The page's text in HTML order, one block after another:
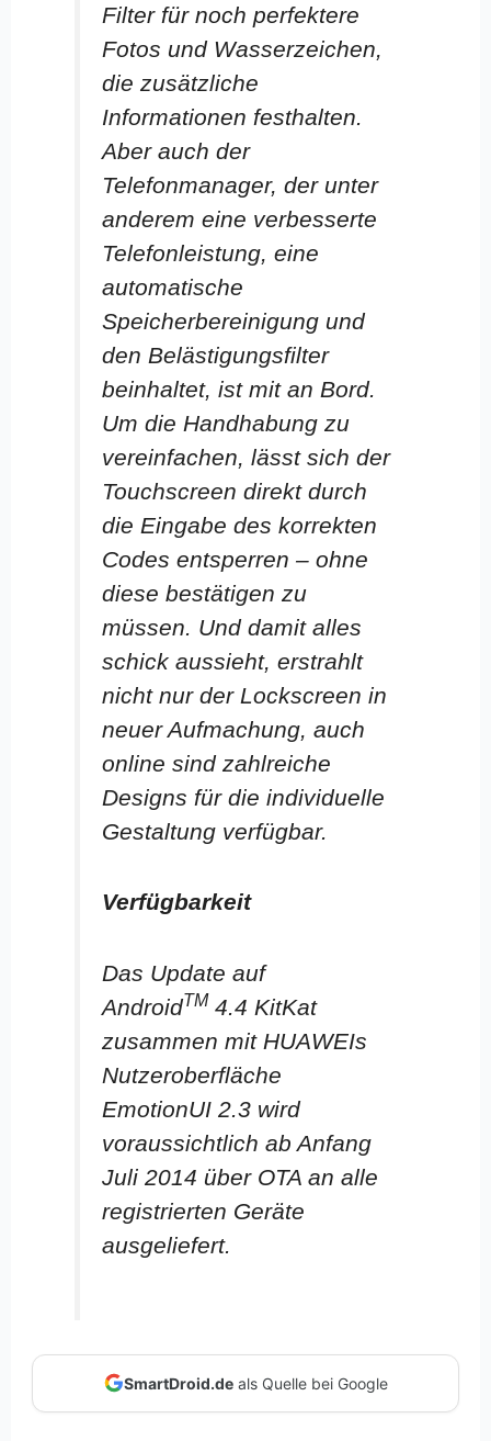
Filter für noch perfektere
Fotos und Wasserzeichen,
die zusätzliche
Informationen festhalten.
Aber auch der
Telefonmanager, der unter
anderem eine verbesserte
Telefonleistung, eine
automatische
Speicherbereinigung und
den Belästigungsfilter
beinhaltet, ist mit an Bord.
Um die Handhabung zu
vereinfachen, lässt sich der
Touchscreen direkt durch
die Eingabe des korrekten
Codes entsperren – ohne
diese bestätigen zu
müssen. Und damit alles
schick aussieht, erstrahlt
nicht nur der Lockscreen in
neuer Aufmachung, auch
online sind zahlreiche
Designs für die individuelle
Gestaltung verfügbar.
Verfügbarkeit
Das Update auf
AndroidTM 4.4 KitKat
zusammen mit HUAWEIs
Nutzeroberfläche
EmotionUI 2.3 wird
voraussichtlich ab Anfang
Juli 2014 über OTA an alle
registrierten Geräte
ausgeliefert.
SmartDroid.deals Quelle bei Google